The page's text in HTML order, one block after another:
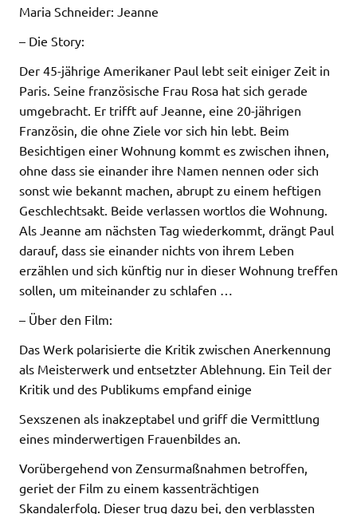
Maria Schneider: Jeanne
– Die Story:
Der 45-jährige Amerikaner Paul lebt seit einiger Zeit in
Paris. Seine französische Frau Rosa hat sich gerade
umgebracht. Er trifft auf Jeanne, eine 20-jährigen
Französin, die ohne Ziele vor sich hin lebt. Beim
Besichtigen einer Wohnung kommt es zwischen ihnen,
ohne dass sie einander ihre Namen nennen oder sich
sonst wie bekannt machen, abrupt zu einem heftigen
Geschlechtsakt. Beide verlassen wortlos die Wohnung.
Als Jeanne am nächsten Tag wiederkommt, drängt Paul
darauf, dass sie einander nichts von ihrem Leben
erzählen und sich künftig nur in dieser Wohnung treffen
sollen, um miteinander zu schlafen …
– Über den Film:
Das Werk polarisierte die Kritik zwischen Anerkennung
als Meisterwerk und entsetzter Ablehnung. Ein Teil der
Kritik und des Publikums empfand einige
Sexszenen als inakzeptabel und griff die Vermittlung
eines minderwertigen Frauenbildes an.
Vorübergehend von Zensurmaßnahmen betroffen,
geriet der Film zu einem kassenträchtigen
Skandalerfolg. Dieser trug dazu bei, den verblassten